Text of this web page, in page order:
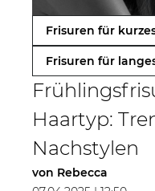
Frisuren für
Frisuren für
Haartyp:
Nachstylen
von Rebecca